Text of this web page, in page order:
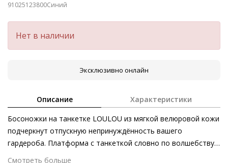
91025123800Синий
Нет в наличии
Эксклюзивно онлайн
Описание Характеристики
Босоножки на танкетке LOULOU из мягкой велюровой кожи
подчеркнут отпускную непринуждённость вашего
гардероба. Платформа с танкеткой словно по волшебству
визуально удлиняет ноги. Эта пара от Högl роскошно
Смотреть больше